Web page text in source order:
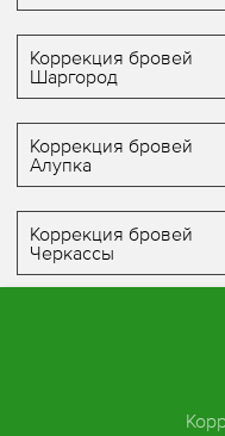
Коррекция бровей
Шаргород
Коррекция бровей
Алупка
Коррекция бровей
Черкассы